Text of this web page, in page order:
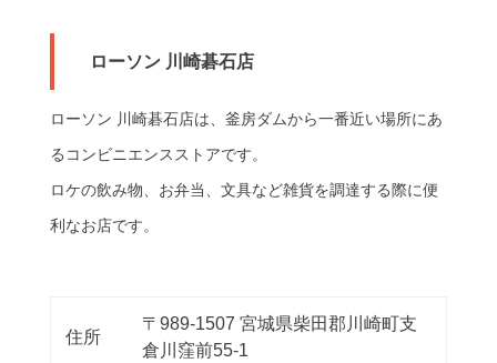
ローソン 川崎碁石店
ローソン 川崎碁石店は、釜房ダムから一番近い場所にあ
るコンビニエンスストアです。
ロケの飲み物、お弁当、文具など雑貨を調達する際に便
利なお店です。
住所
〒989-1507 宮城県柴田郡川崎町支
倉川窪前55-1